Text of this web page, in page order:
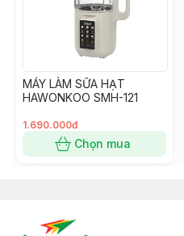
MÁY LÀM SỮA HẠT
HAWONKOO SMH-121
1.690.000đ
Chọn mua